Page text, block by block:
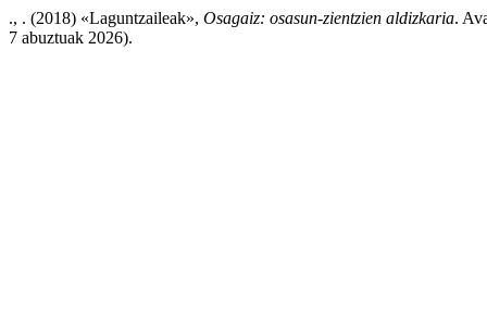
., . (2018) «Laguntzaileak», Osagaiz: osasun-zientzien aldizkaria.
7 abuztuak 2026).